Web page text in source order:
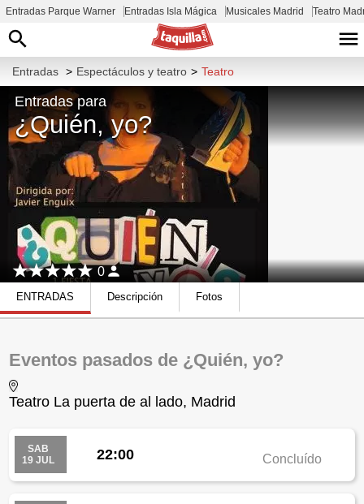
Entradas Parque Warner Entradas Isla Mágica Musicales Madrid Teatro
Entradas > Espectáculos y teatro > Teatro
Entradas para
¿Quién, yo?
0
ENTRADAS Descripción Fotos
Eventos pasados de ¿Quién, yo?
Teatro La puerta de al lado, Madrid
SAB
19 JUL
22:00 Concluído